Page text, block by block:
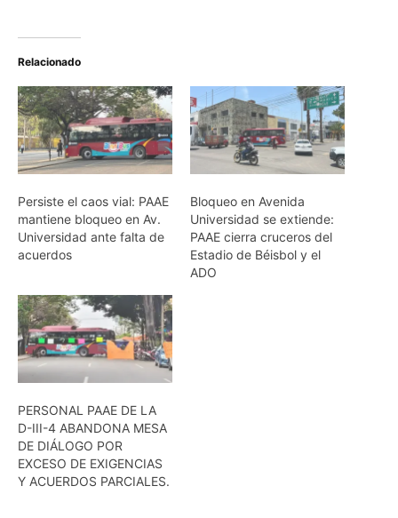
Relacionado
Persiste el caos vial: PAAE
mantiene bloqueo en Av.
Universidad ante falta de
acuerdos
Bloqueo en Avenida
Universidad se extiende:
PAAE cierra cruceros del
Estadio de Béisbol y el
ADO
PERSONAL PAAE DE LA
D-III-4 ABANDONA MESA
DE DIÁLOGO POR
EXCESO DE EXIGENCIAS
Y ACUERDOS PARCIALES.